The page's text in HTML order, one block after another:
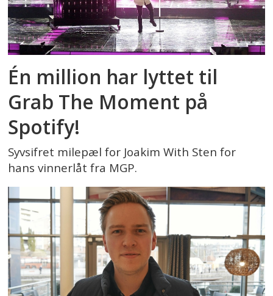
Én million har lyttet til
Grab The Moment på
Spotify!
Syvsifret milepæl for Joakim With Sten for
hans vinnerlåt fra MGP.